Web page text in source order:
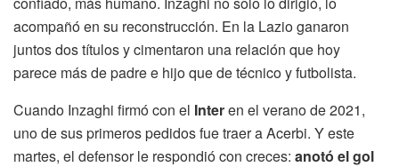
acompañó en su reconstrucción. En la Lazio ganaron
juntos dos títulos y cimentaron una relación que hoy
parece más de padre e hijo que de técnico y futbolista.
Cuando Inzaghi firmó con el Interen el verano de 2021,
uno de sus primeros pedidos fue traer a Acerbi. Y este
martes, el defensor le respondió con creces: anotó el gol